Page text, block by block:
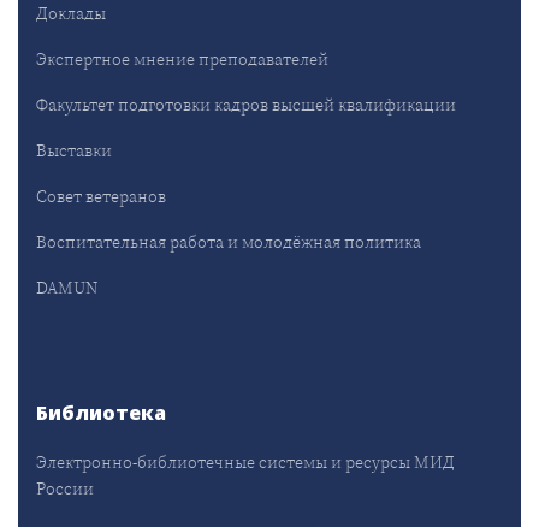
Доклады
Экспертное мнение преподавателей
Факультет подготовки кадров высшей квалификации
Выставки
Совет ветеранов
Воспитательная работа и молодёжная политика
DAMUN
Библиотека
Электронно-библиотечные системы и ресурсы МИД
России